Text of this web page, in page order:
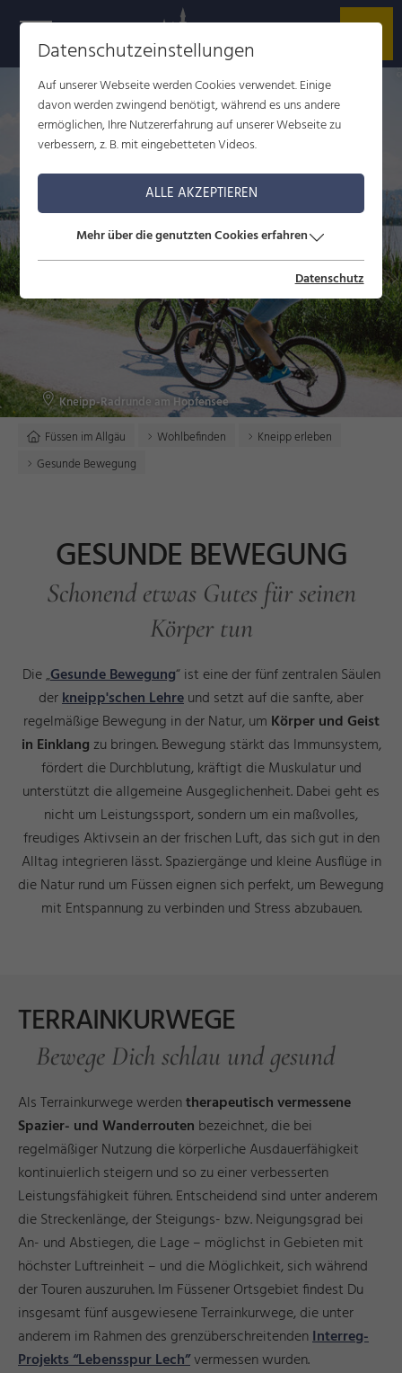
G
k
Kneipp-Radrunde am Hopfensee
Füssen im Allgäu
Wohlbefinden
Kneipp erleben
Gesunde Bewegung
GESUNDE BEWEGUNG
Schonend etwas Gutes für seinen
Körper tun
Die „Gesunde Bewegung“ ist eine der fünf zentralen Säulen
derkneipp'schen Lehreund setzt auf die sanfte, aber
regelmäßige Bewegung in der Natur, um Körper und Geist
in Einklang zu bringen. Bewegung stärkt das Immunsystem,
fördert die Durchblutung, kräftigt die Muskulatur und
unterstützt die allgemeine Ausgeglichenheit. Dabei geht es
nicht um Leistungssport, sondern um ein maßvolles,
freudiges Aktivsein an der frischen Luft, das sich gut in den
Alltag integrieren lässt. Spaziergänge und kleine Ausflüge in
die Natur rund um Füssen eignen sich perfekt, um Bewegung
mit Entspannung zu verbinden und Stress abzubauen.
TERRAINKURWEGE
Bewege Dich schlau und gesund
Als Terrainkurwege werdentherapeutisch vermessene
Spazier- und Wanderrouten bezeichnet, die bei
regelmäßiger Nutzung die körperliche Ausdauerfähigkeit
kontinuierlich steigern und so zu einer verbesserten
Leistungsfähigkeit führen. Entscheidend sind unter anderem
die Streckenlänge, der Steigungs- bzw. Neigungsgrad bei
An- und Abstiegen, die Lage – möglichst in Gebieten mit
höchster Luftreinheit – und die Möglichkeit, sich während
der Touren auszuruhen. Im Füssener Ortsgebiet findest Du
insgesamt fünf ausgewiesene Terrainkurwege, die unter
anderem im Rahmen des grenzüberschreitendenInterreg-
Projekts “Lebensspur Lech”vermessen wurden.
Datenschutzeinstellungen
Auf unserer Webseite werden Cookies verwendet. Einige
davon werden zwingend benötigt, während es uns andere
ermöglichen, Ihre Nutzererfahrung auf unserer Webseite zu
verbessern, z. B. mit eingebetteten Videos.
ALLE AKZEPTIEREN
Mehr über die genutzten Cookies erfahren
Datenschutz